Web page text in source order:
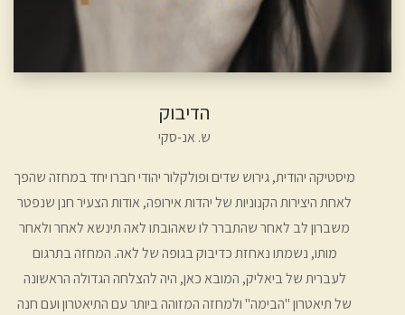
הדיבוק
ש. אנ-סקי
מיסטיקה יהודית, גירוש שדים ופולקלור יהודי חברו יחד במחזה שהפך
לאחת היצירות הקנוניות של יהדות אירופה, אודות הצעיר חנן שנפטר
משברון לב לאחר שהתברר לו שאהובתו לאה תינשא לאחר ולאחר
מותו, נשמתו נאחזת כדיבוק בגופה של לאה. המחזה בתרגום
לעברית של ביאליק, המובא כאן, היה להצלחה הגדולה הראשונה
של תיאטרון "הבימה" ולמחזה המזוהה ביותר עם התיאטרון ועם חנה